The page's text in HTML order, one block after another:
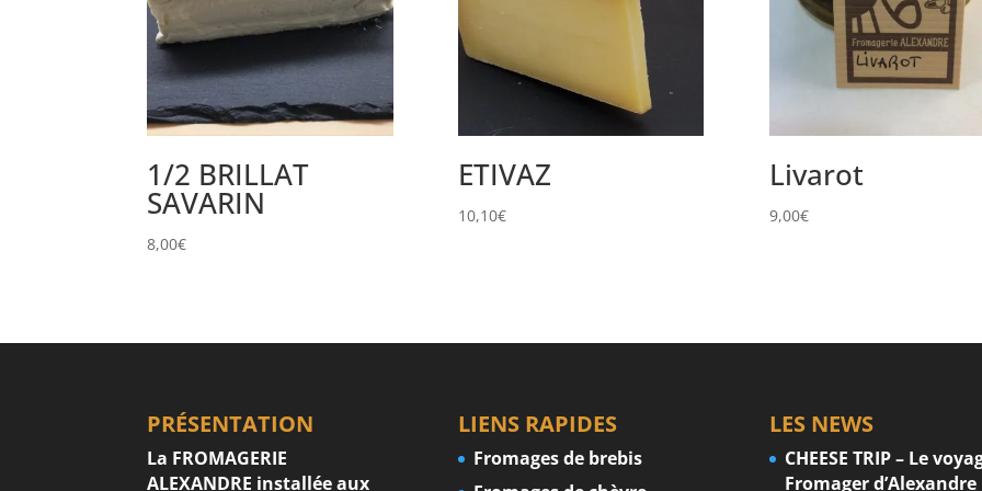
1/2 BRILLAT
SAVARIN
8,00€
ETIVAZ
10,10€
Livarot
9,00€
PRÉSENTATION
La FROMAGERIE
ALEXANDRE installée aux
LIENS RAPIDES
Fromages de brebis
LES NEWS
CHEESE TRIP – Le
Fromager d’Alexandre